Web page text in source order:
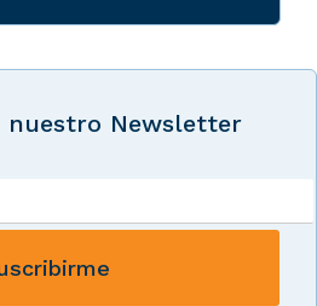
nuestro Newsletter